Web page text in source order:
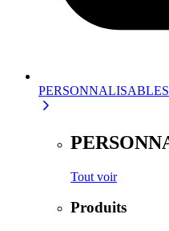
PERSONNALISABLES
Tout voir
Produits